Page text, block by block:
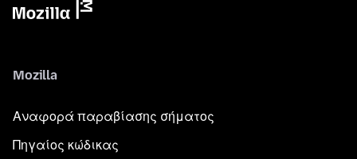
Mozilla
Αναφορά παραβίασης σήματος
Πηγαίος κώδικας